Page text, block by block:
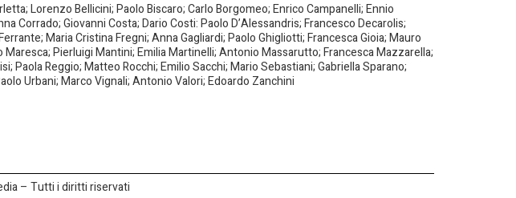
Lorenzo Bellicini; Paolo Biscaro; Carlo Borgomeo; Enrico Campanelli; Ennio
Corrado; Giovanni Costa; Dario Costi: Paolo D’Alessandris; Francesco Decarolis;
Maria Cristina Fregni; Anna Gagliardi; Paolo Ghigliotti; Francesca Gioia; Mauro
Pierluigi Mantini; Emilia Martinelli; Antonio Massarutto; Francesca Mazzarella;
Reggio; Matteo Rocchi; Emilio Sacchi; Mario Sebastiani; Gabriella Sparano;
Urbani; Marco Vignali; Antonio Valori; Edoardo Zanchini
– Tutti i diritti riservati